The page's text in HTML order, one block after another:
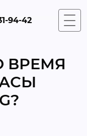
94-42
ВРЕМЯ